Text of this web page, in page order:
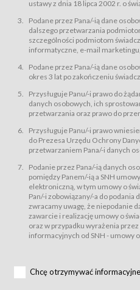
świadczy Usługi drogą
2002 r. o świadczeniu usług drogą
1204, z późń. zm.). Usługi
usługę przeglądania i
zamieszczanych w Serwisie,
usługę utrzymywania konta
usługę newsletter,
usługę zawierania na
usługę zawierania na odległość
dnia 18 lipca 2002 r. o świadczeniu
r., Nr 144, poz. 1204, z późń. zm.).
Na zasadach określonych w
Usługobiorca przed rozpoczęciem
zapoznać się z Regulaminem.
usługi newsletter za
zamieszczonego na stronach
Usługobiorców wymaga akceptacji
Usługobiorca zobowiązany jest do
od chwili rozpoczęcia korzystania z
Regulamin jest udostępniony
Warunki techniczne korzystania z Usług
ustawy z dnia 18 lipca 2002 r. o
Podane przez Pana/-ią dane
dalszego przetwarzania
szczególności podmiotom
informatyczne, e-mail
Podane przez Pana/-ią dane
okres 3 lat po zakończeniu
Przysługuje Panu/-i prawo do
danych osobowych, ich
przetwarzania oraz prawo do
Przysługuje Panu/-i prawo
do Prezesa Urzędu Ochrony
przetwarzaniem Pana/-i danych
Podanie przez Pana/-ią danych
pomiędzy Panem/-ią a SNH
elektroniczną, w tym umowy o
Pan/-i zobowiązany/-a do podania
zwracamy uwagę, że niepodanie
zawarcie i realizację umowy o
oraz w przypadku wyrażenia
informacyjnych od SNH - umowy
Chcę otrzymywać